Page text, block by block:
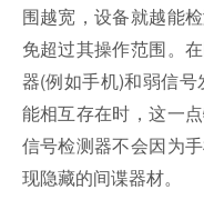
围越宽，设备就越能
免超过其操作范围。
器(例如手机)和弱信
能相互存在时，这一
信号检测器不会因为
现隐藏的间谍器材。